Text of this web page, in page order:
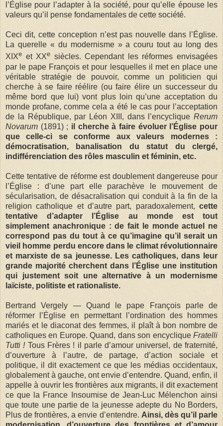
l’Église pour l’adapter à la société, pour qu’elle épouse les
valeurs qu’il pense fondamentales de cette société.
Ceci dit, cette conception n’est pas nouvelle dans l’Église.
La querelle « du modernisme » a couru tout au long des
XIXe et XXe siècles. Cependant les réformes envisagées
par le pape François et pour lesquelles il met en place une
véritable stratégie de pouvoir, comme un politicien qui
cherche à se faire réélire (ou faire élire un successeur du
même bord que lui) vont plus loin qu’une acceptation du
monde profane, comme cela a été le cas pour l’acceptation
de la République, par Léon XIII, dans l’encyclique Rerum
Novarum (1891) ; il cherche à faire évoluer l’Église pour
que celle-ci se conforme aux valeurs modernes :
démocratisation, banalisation du statut du clergé,
indifférenciation des rôles masculin et féminin, etc.
Cette tentative de réforme est doublement dangereuse pour
l’Église : d’une part elle parachève le mouvement de
sécularisation, de désacralisation qui conduit à la fin de la
religion catholique et d’autre part, paradoxalement, cette
tentative d’adapter l’Église au monde est tout
simplement anachronique : de fait le monde actuel ne
correspond pas du tout à ce qu’imagine qu’il serait un
vieil homme perdu encore dans le climat révolutionnaire
et marxiste de sa jeunesse. Les catholiques, dans leur
grande majorité cherchent dans l’Église une institution
qui justement soit une alternative à un modernisme
laïciste, politiste et rationaliste.
Bertrand Vergely — Quand le pape François parle de
réformer l’Église en permettant l’ordination des hommes
mariés et le diaconat des femmes, il plaît à bon nombre de
catholiques en Europe. Quand, dans son encyclique Fratelli
Tutti !Tous Frères ! il parle d’amour universel, de fraternité,
d’ouverture à l’autre, de partage, d’action sociale et
politique, il dit exactement ce que les médias occidentaux,
globalement à gauche, ont envie d’entendre. Quand, enfin, il
appelle à ouvrir les frontières aux migrants, il dit exactement
ce que la France Insoumise de Jean-Luc Mélenchon ainsi
que toute une partie de la jeunesse adepte du No Borders,
Plus de frontières, a envie d’entendre. Ainsi, dès qu’il parle